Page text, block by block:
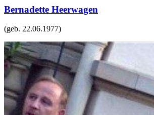
Bernadette Heerwagen
(geb. 22.06.1977)